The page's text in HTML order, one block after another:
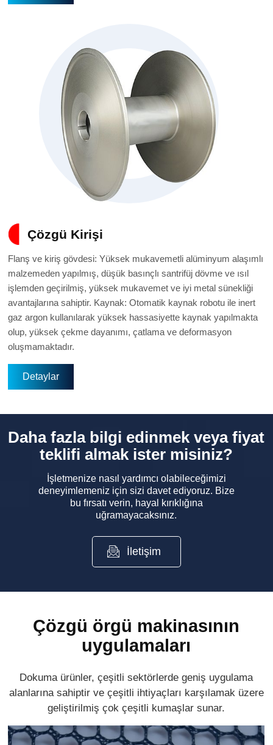
Çözgü Kirişi
Flanş ve kiriş gövdesi: Yüksek mukavemetli alüminyum alaşımlı
malzemeden yapılmış, düşük basınçlı santrifüj dövme ve ısıl
işlemden geçirilmiş, yüksek mukavemet ve iyi metal sünekliği
avantajlarına sahiptir. Kaynak: Otomatik kaynak robotu ile inert
gaz argon kullanılarak yüksek hassasiyette kaynak yapılmakta
olup, yüksek çekme dayanımı, çatlama ve deformasyon
oluşmamaktadır.
Detaylar
Daha fazla bilgi edinmek veya fiyat
teklifi almak ister misiniz?
İşletmenize nasıl yardımcı olabileceğimizi
deneyimlemeniz için sizi davet ediyoruz. Bize
bu fırsatı verin, hayal kırıklığına
uğramayacaksınız.
İletişim
Çözgü örgü makinasının
uygulamaları
Dokuma ürünler, çeşitli sektörlerde geniş uygulama
alanlarına sahiptir ve çeşitli ihtiyaçları karşılamak üzere
geliştirilmiş çok çeşitli kumaşlar sunar.